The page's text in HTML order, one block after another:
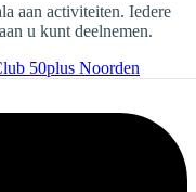
aan activiteiten. Iedere
u kunt deelnemen.
50plus Noorden